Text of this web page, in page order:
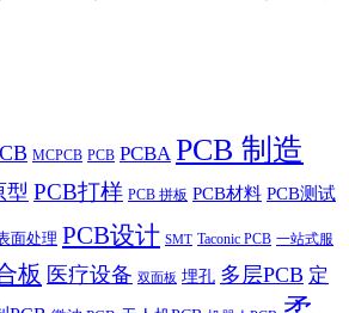
MCPCB PCB PCBA PCB 制造
型 PCB打样 PCB 拼板 PCB材料 PCB测试
面处理 PCB设计 SMT Taconic PCB 一站式服
板 医疗设备 双面板 埋孔 多层PCB 定